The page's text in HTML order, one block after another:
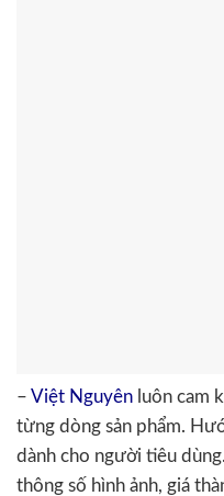
– Việt Nguyên luôn cam
từng dòng sản phẩm.
dành cho người tiêu
thông số hình ảnh, giá